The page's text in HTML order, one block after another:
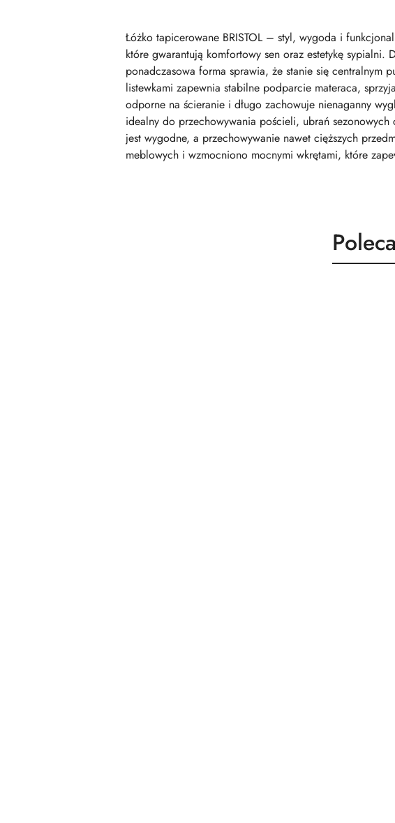
Łóżko tapicerowane BRISTOL – styl, wygoda i
które gwarantują komfortowy sen oraz estetykę
ponadczasowa forma sprawia, że stanie się centralnym
listewkami zapewnia stabilne podparcie materaca,
odporne na ścieranie i długo zachowuje nienaganny
idealny do przechowywania pościeli, ubrań
jest wygodne, a przechowywanie nawet cięższych
meblowych i wzmocniono mocnymi wkrętami, które
o